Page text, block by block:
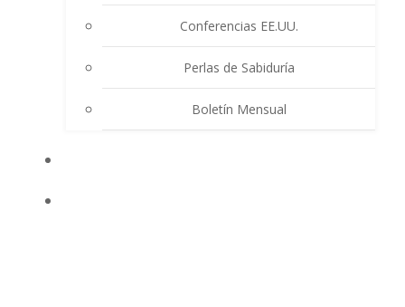
Conferencias EE.UU.
Perlas de Sabiduría
Boletín Mensual